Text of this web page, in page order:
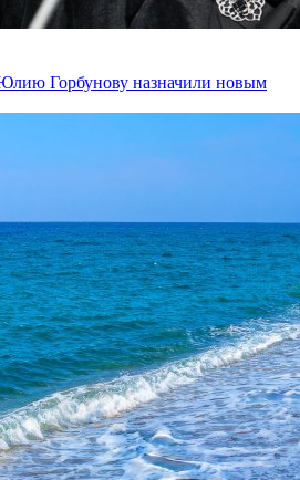
Горбунову назначили новым